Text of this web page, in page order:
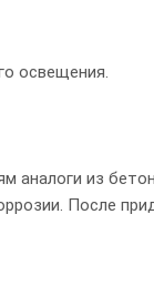
освещения.
аналоги из
После